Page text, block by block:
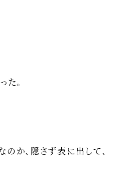
た。
か、隠さず表に出して、